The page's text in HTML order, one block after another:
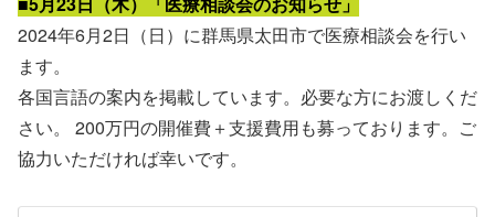
2024年6月2日（日）に群馬県太田市で医療相談会を行い
ます。
各国言語の案内を掲載しています。必要な方にお渡しくだ
さい。 200万円の開催費＋支援費用も募っております。ご
協力いただければ幸いです。